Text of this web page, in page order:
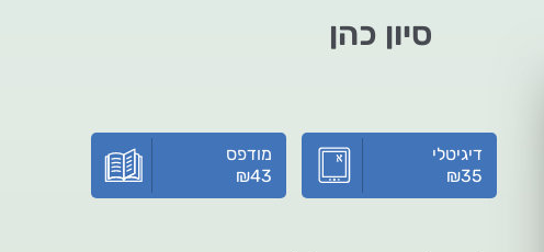
סיון כהן
דיגיטלי
₪35
מודפס
₪43